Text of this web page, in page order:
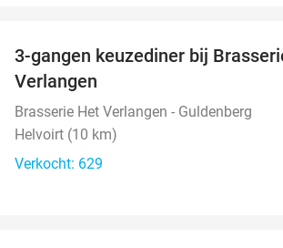
3-gangen keuzediner bij
Verlangen
Brasserie Het Verlangen - Guldenberg
Helvoirt (10 km)
Verkocht: 629